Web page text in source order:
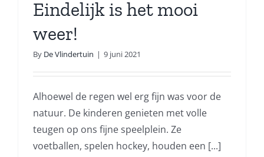
Eindelijk is het mooi
weer!
By De Vlindertuin | 9 juni 2021
Alhoewel de regen wel erg fijn was voor de
natuur. De kinderen genieten met volle
teugen op ons fijne speelplein. Ze
voetballen, spelen hockey, houden een [...]